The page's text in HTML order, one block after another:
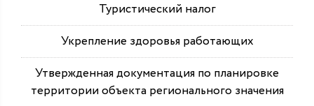
Туристический налог
Укрепление здоровья работающих
Утвержденная документация по планировке
территории объекта регионального значения